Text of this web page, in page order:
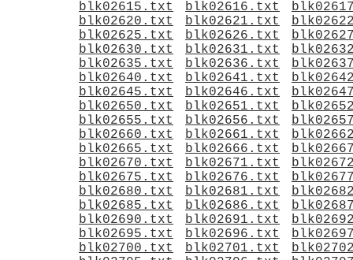
blk02615.txt
blk02616.txt
blk02620.txt
blk02621.txt
blk02625.txt
blk02626.txt
blk02630.txt
blk02631.txt
blk02635.txt
blk02636.txt
blk02640.txt
blk02641.txt
blk02645.txt
blk02646.txt
blk02650.txt
blk02651.txt
blk02655.txt
blk02656.txt
blk02660.txt
blk02661.txt
blk02665.txt
blk02666.txt
blk02670.txt
blk02671.txt
blk02675.txt
blk02676.txt
blk02680.txt
blk02681.txt
blk02685.txt
blk02686.txt
blk02690.txt
blk02691.txt
blk02695.txt
blk02696.txt
blk02700.txt
blk02701.txt